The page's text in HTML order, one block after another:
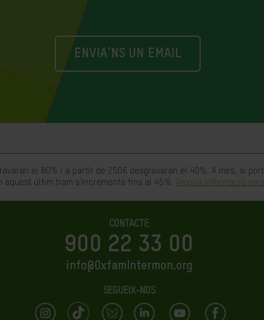
ENVIA'NS UN EMAIL
el 80% i a partir de 250€ desgravaran el 40%. A més, si
aquest últim tram s'incrementa fins al 45%. Amplia informació en
CONTACTE
900 22 33 00
info@OxfamIntermon.org
SEGUEIX-NOS